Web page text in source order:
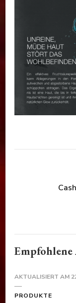
AKTUALISIERT AM
PRODUKTE